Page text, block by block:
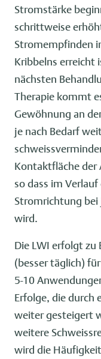
Stromstärke
schrittweise
Stromempfinden
Kribbelns erreicht
nächsten
Therapie kommt
Gewöhnung an
je nach Bedarf
Kontaktfläche der
so dass im
Stromrichtung
wird.
Die LWI erfolgt zu
(besser täglich)
5-10
Erfolge, die durch
weiter gesteigert
weitere
wird die